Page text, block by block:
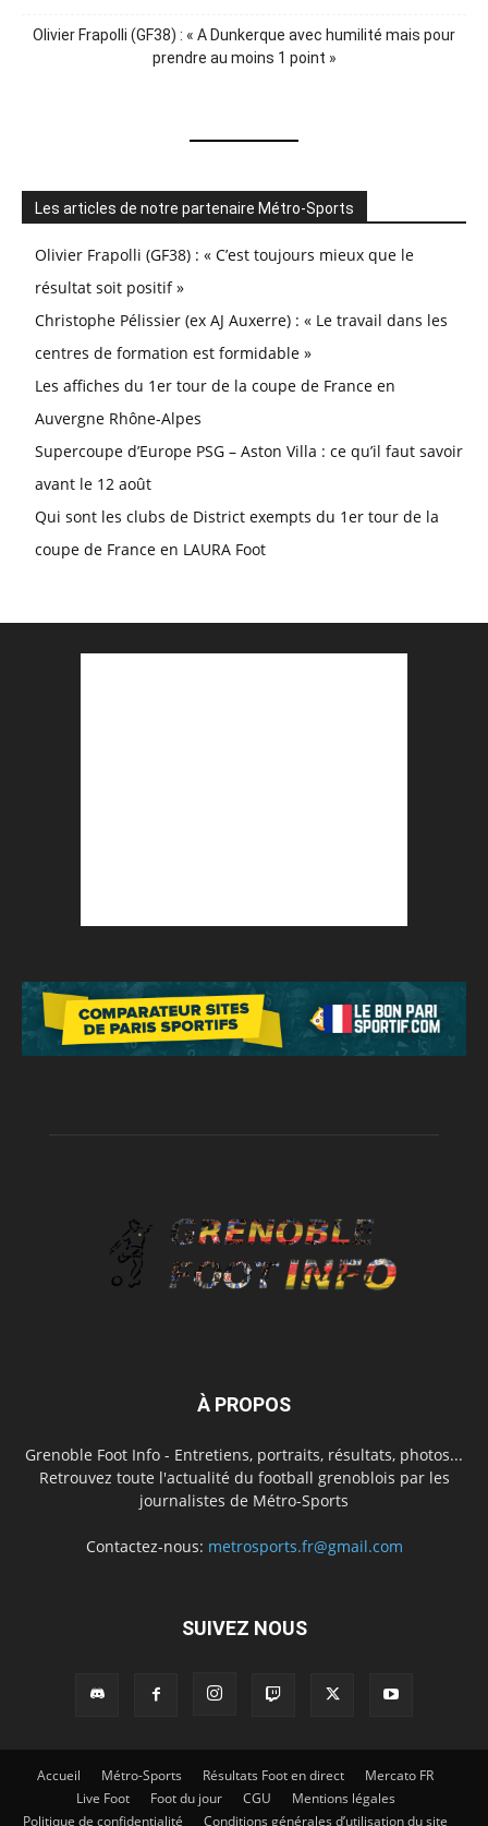
Olivier Frapolli (GF38) : « A Dunkerque avec humilité mais pour
prendre au moins 1 point »
Les articles de notre partenaire Métro-Sports
Olivier Frapolli (GF38) : « C’est toujours mieux que le
résultat soit positif »
Christophe Pélissier (ex AJ Auxerre) : « Le travail dans les
centres de formation est formidable »
Les affiches du 1er tour de la coupe de France en
Auvergne Rhône-Alpes
Supercoupe d’Europe PSG – Aston Villa : ce qu’il faut savoir
avant le 12 août
Qui sont les clubs de District exempts du 1er tour de la
coupe de France en LAURA Foot
À PROPOS
Grenoble Foot Info - Entretiens, portraits, résultats, photos...
Retrouvez toute l'actualité du football grenoblois par les
journalistes de Métro-Sports
Contactez-nous: metrosports.fr@gmail.com
SUIVEZ NOUS
Accueil Métro-Sports Résultats Foot en direct
Mercato FR
Live Foot
Foot du jour CGU
Mentions légales
Politique de confidentialité
Conditions générales d’utilisation du site